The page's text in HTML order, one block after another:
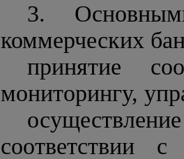
3.
коммерческих
принятие
мониторингу,
соответствии